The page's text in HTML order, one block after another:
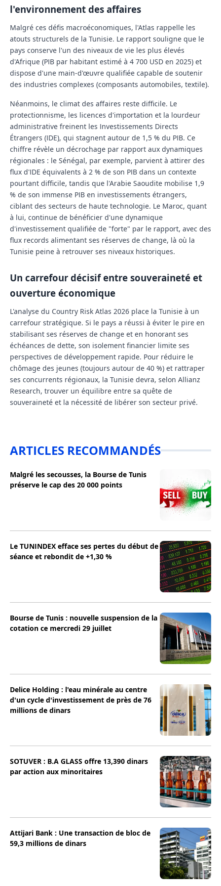
l'environnement des affaires
Malgré ces défis macroéconomiques, l'Atlas rappelle les
atouts structurels de la Tunisie. Le rapport souligne que le
pays conserve l'un des niveaux de vie les plus élevés
d'Afrique (PIB par habitant estimé à 4 700 USD en 2025) et
dispose d'une main-d'œuvre qualifiée capable de soutenir
des industries complexes (composants automobiles, textile).
Néanmoins, le climat des affaires reste difficile. Le
protectionnisme, les licences d'importation et la lourdeur
administrative freinent les Investissements Directs
Étrangers (IDE), qui stagnent autour de 1,5 % du PIB. Ce
chiffre révèle un décrochage par rapport aux dynamiques
régionales : le Sénégal, par exemple, parvient à attirer des
flux d'IDE équivalents à 2 % de son PIB dans un contexte
pourtant difficile, tandis que l'Arabie Saoudite mobilise 1,9
% de son immense PIB en investissements étrangers,
ciblant des secteurs de haute technologie. Le Maroc, quant
à lui, continue de bénéficier d'une dynamique
d'investissement qualifiée de "forte" par le rapport, avec des
flux records alimentant ses réserves de change, là où la
Tunisie peine à retrouver ses niveaux historiques.
Un carrefour décisif entre souveraineté et
ouverture économique
L'analyse du Country Risk Atlas 2026 place la Tunisie à un
carrefour stratégique. Si le pays a réussi à éviter le pire en
stabilisant ses réserves de change et en honorant ses
échéances de dette, son isolement financier limite ses
perspectives de développement rapide. Pour réduire le
chômage des jeunes (toujours autour de 40 %) et rattraper
ses concurrents régionaux, la Tunisie devra, selon Allianz
Research, trouver un équilibre entre sa quête de
souveraineté et la nécessité de libérer son secteur privé.
ARTICLES RECOMMANDÉS
Malgré les secousses, la Bourse de Tunis
préserve le cap des 20 000 points
Le TUNINDEX efface ses pertes du début de
séance et rebondit de +1,30 %
Bourse de Tunis : nouvelle suspension de la
cotation ce mercredi 29 juillet
Delice Holding : l'eau minérale au centre
d'un cycle d'investissement de près de 76
millions de dinars
SOTUVER : B.A GLASS offre 13,390 dinars
par action aux minoritaires
Attijari Bank : Une transaction de bloc de
59,3 millions de dinars